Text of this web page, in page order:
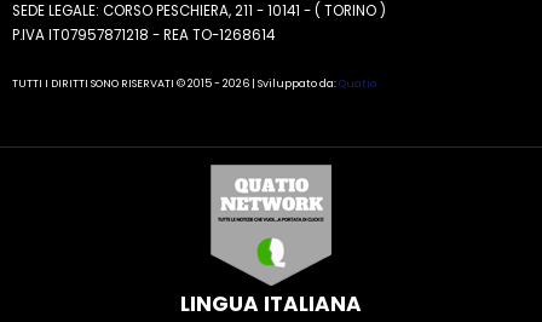
SEDE LEGALE: CORSO PESCHIERA, 211 - 10141 - ( TORINO )
P.IVA IT07957871218 - REA TO-1268614
TUTTI I DIRITTI SONO RISERVATI © 2015 - 2026 | Sviluppato da:Quatio
LINGUA ITALIANA